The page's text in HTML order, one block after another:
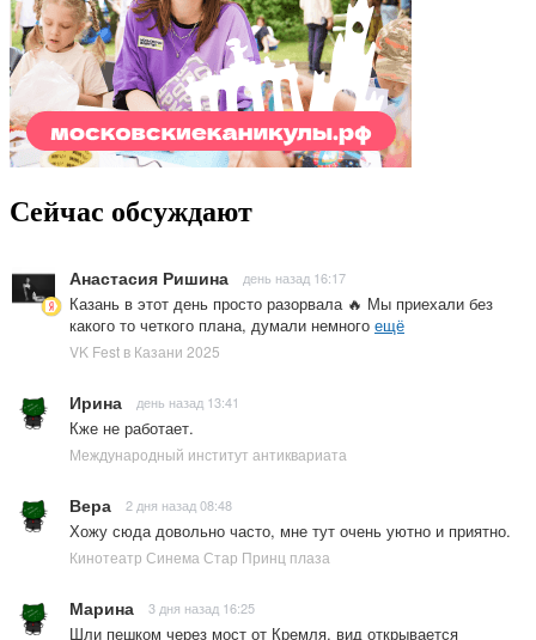
Сейчас обсуждают
Анастасия Ришина день назад 16:17
Казань в этот день просто разорвала 🔥 Мы приехали без
какого то четкого плана, думали немного ещё
VK Fest в Казани 2025
Ирина день назад 13:41
Кже не работает.
Международный институт антиквариата
Вера 2 дня назад 08:48
Хожу сюда довольно часто, мне тут очень уютно и приятно.
Кинотеатр Синема Стар Принц плаза
Марина 3 дня назад 16:25
Шли пешком через мост от Кремля, вид открывается